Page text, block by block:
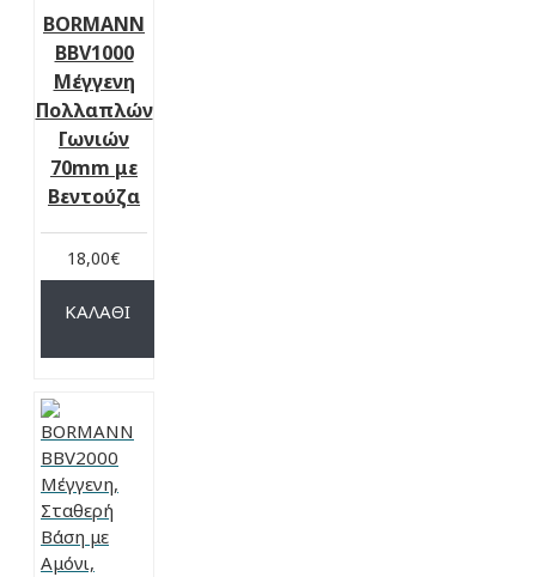
BORMANN
BBV1000
Μέγγενη
Πολλαπλών
Γωνιών
70mm με
Βεντούζα
18,00€
ΚΑΛΆΘΙ